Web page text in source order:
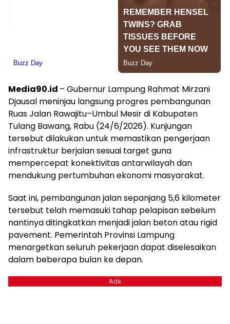
Media90.id – Gubernur Lampung Rahmat Mirzani
Djausal meninjau langsung progres pembangunan
Ruas Jalan Rawajitu–Umbul Mesir di Kabupaten
Tulang Bawang, Rabu (24/6/2026). Kunjungan
tersebut dilakukan untuk memastikan pengerjaan
infrastruktur berjalan sesuai target guna
mempercepat konektivitas antarwilayah dan
mendukung pertumbuhan ekonomi masyarakat.
Saat ini, pembangunan jalan sepanjang 5,6 kilometer
tersebut telah memasuki tahap pelapisan sebelum
nantinya ditingkatkan menjadi jalan beton atau rigid
pavement. Pemerintah Provinsi Lampung
menargetkan seluruh pekerjaan dapat diselesaikan
dalam beberapa bulan ke depan.
Ads